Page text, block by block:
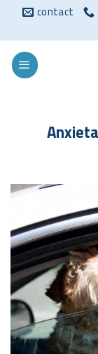
conținut
contact